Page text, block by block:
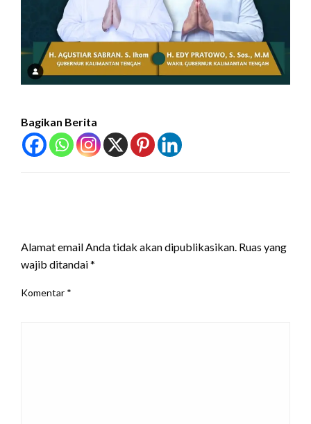
Bagikan Berita
Alamat email Anda tidak akan dipublikasikan. Ruas yang
wajib ditandai*
Komentar *